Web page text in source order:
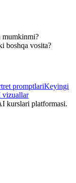
mumkinmi?
boshqa vosita?
promptlariKeyingi
vizuallar
kurslari platformasi.